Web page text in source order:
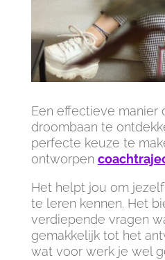
Een effectieve manier
droombaan te
perfecte keuze te
ontworpen
Het helpt jou om
te leren kennen. Het
verdiepende vragen
gemakkelijk tot het
wat voor werk je wel